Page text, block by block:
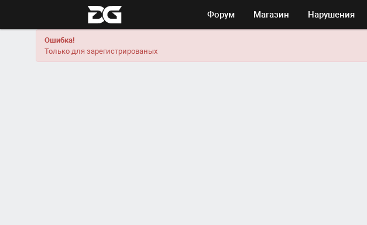
Форум Магазин Нарушения
Ошибка!
Только для зарегистрированых